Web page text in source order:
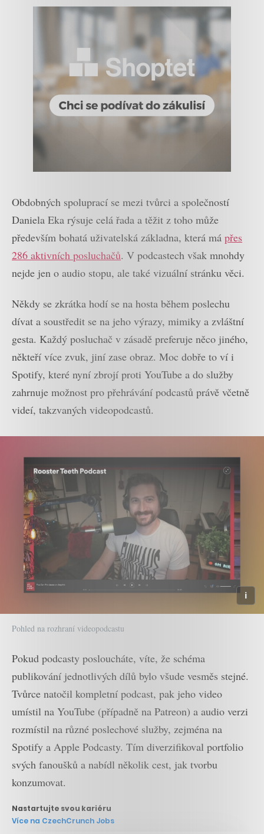
Obdobných spoluprací se mezi tvůrci a společností
Daniela Eka rýsuje celá řada a těžit z toho může
především bohatá uživatelská základna, která má přes
286 aktivních posluchačů. V podcastech však mnohdy
nejde jen o audio stopu, ale také vizuální stránku věci.
Někdy se zkrátka hodí se na hosta během poslechu
dívat a soustředit se na jeho výrazy, mimiky a zvláštní
gesta. Každý posluchač v zásadě preferuje něco jiného,
někteří více zvuk, jiní zase obraz. Moc dobře to ví i
Spotify, které nyní zbrojí proti YouTube a do služby
zahrnuje možnost pro přehrávání podcastů právě včetně
videí, takzvaných videopodcastů.
Pohled na rozhraní videopodcastu
Pokud podcasty posloucháte, víte, že schéma
publikování jednotlivých dílů bylo všude vesměs stejné.
Tvůrce natočil kompletní podcast, pak jeho video
umístil na YouTube (případně na Patreon) a audio verzi
rozmístil na různé poslechové služby, zejména na
Spotify a Apple Podcasty. Tím diverzifikoval portfolio
svých fanoušků a nabídl několik cest, jak tvorbu
konzumovat.
Nastartujte svou kariéru
Více na CzechCrunch Jobs